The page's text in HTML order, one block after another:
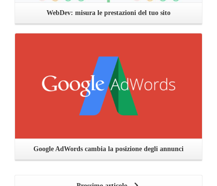
WebDev: misura le prestazioni del tuo sito
Google AdWords cambia la posizione degli annunci